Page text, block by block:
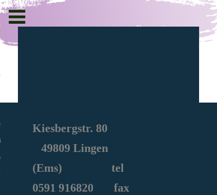
und Informationen
Sozialarbeit
Toggle
navigation
Kiesbergstr. 80
49809 Lingen
(Ems) tel
0591916820 fax